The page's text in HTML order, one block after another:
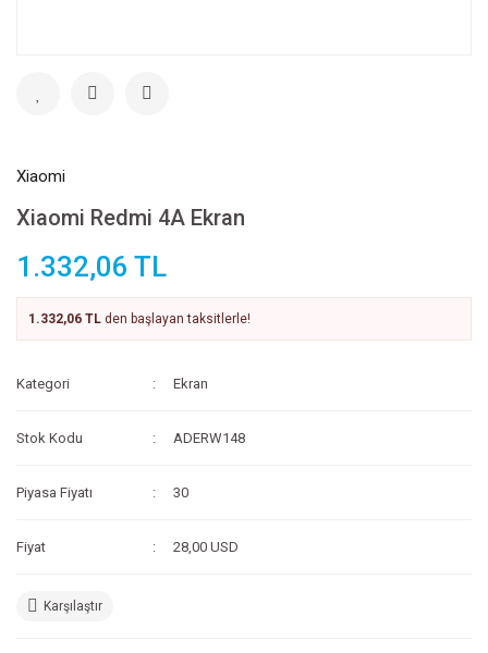
Xiaomi
Xiaomi Redmi 4A Ekran
1.332,06 TL
1.332,06 TL den başlayan taksitlerle!
Kategori Ekran
Stok Kodu ADERW148
Piyasa Fiyatı 30
Fiyat 28,00 USD
Karşılaştır